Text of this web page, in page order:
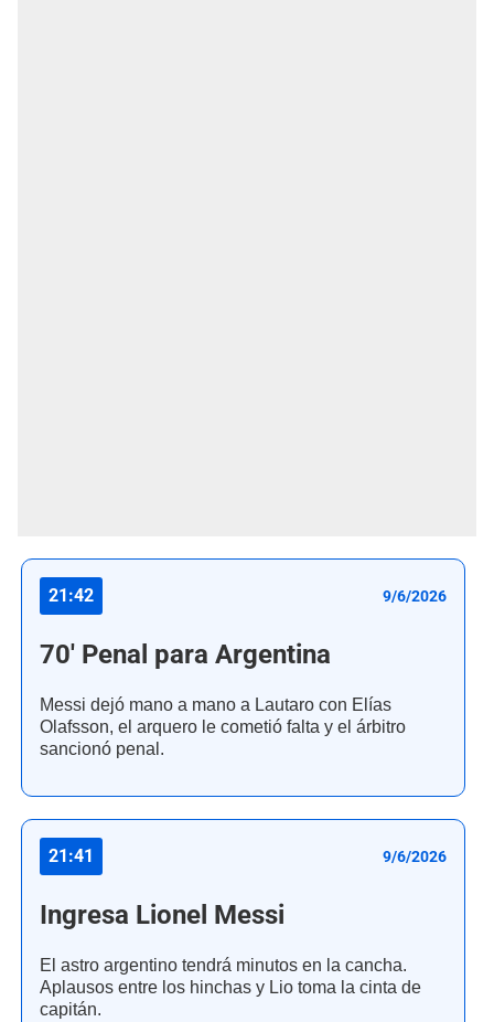
21:42 9/6/2026
70' Penal para Argentina
Messi dejó mano a mano a Lautaro con Elías
Olafsson, el arquero le cometió falta y el árbitro
sancionó penal.
21:41 9/6/2026
Ingresa Lionel Messi
El astro argentino tendrá minutos en la cancha.
Aplausos entre los hinchas y Lio toma la cinta de
capitán.